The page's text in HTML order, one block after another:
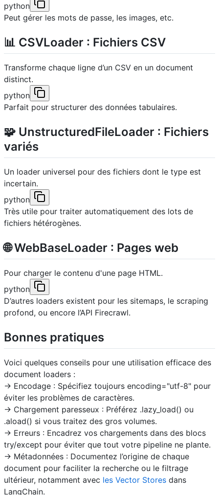
python
Peut gérer les mots de passe, les images, etc.
📊 CSVLoader : Fichiers CSV
Transforme chaque ligne d’un CSV en un document
distinct.
python
Parfait pour structurer des données tabulaires.
🧩 UnstructuredFileLoader : Fichiers
variés
Un loader universel pour des fichiers dont le type est
incertain.
python
Très utile pour traiter automatiquement des lots de
fichiers hétérogènes.
🌐 WebBaseLoader : Pages web
Pour charger le contenu d'une page HTML.
python
D’autres loaders existent pour les sitemaps, le scraping
profond, ou encore l’API Firecrawl.
Bonnes pratiques
Voici quelques conseils pour une utilisation efficace des
document loaders :
-> Encodage : Spécifiez toujours encoding="utf-8" pour
éviter les problèmes de caractères.
-> Chargement paresseux : Préférez .lazy_load() ou
.aload() si vous traitez des gros volumes.
-> Erreurs : Encadrez vos chargements dans des blocs
try/except pour éviter que tout votre pipeline ne plante.
-> Métadonnées : Documentez l’origine de chaque
document pour faciliter la recherche ou le filtrage
ultérieur, notamment avec les Vector Stores dans
LangChain.